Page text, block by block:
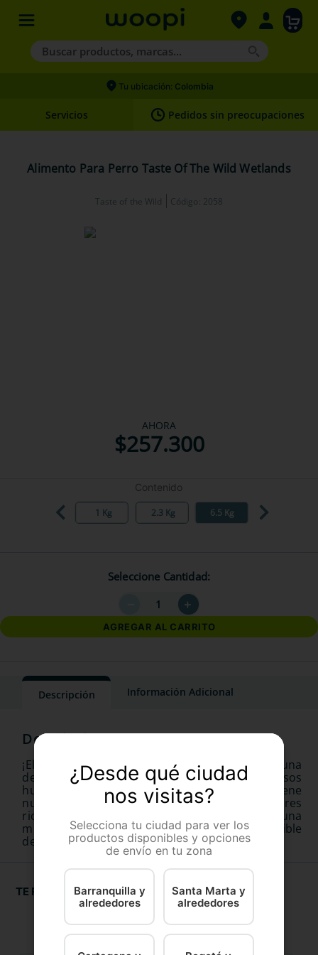
Buscar productos, marcas...
Términos más buscados
2.
hills
Tu ubicación: Colombia
Servicios Pedidos sin preocupaciones
Alimento Para Perro Taste Of The Wild Wetlands
Taste of the Wild Código: 2058
AHORA
$257.300
Contenido
1 Kg 2.3 Kg 6.5 Kg
Seleccione Cantidad
＋
AGREGAR AL CARRITO
Descripción Información Adicional
¡El Pernil Medio X 1Und de Dalmatas es una
deliciosa opción para disfrutar de deliciosos
huesos de placer exóticos! Esta exquisitez contiene
nutrientes esenciales y ofrece diferentes sabores
ricos y únicos. Consíguelo para disfrutar de una
merienda saludable y deliciosa. ¡Un imprescindible
de la cocina!
TE RECOMENDAMOS
¿Desde qué ciudad
nos visitas?
Selecciona tu ciudad para ver los
productos disponibles y opciones
de envío en tu zona
Barranquilla y
alrededores
Santa Marta y
alrededores